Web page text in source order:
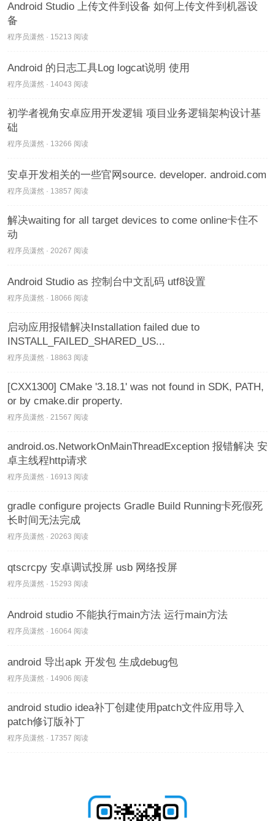
Android Studio 上传文件到设备 如何上传文件到机器设
备
程序员潇然 · 15213 阅读
Android 的日志工具Log logcat说明 使用
程序员潇然 · 14043 阅读
初学者视角安卓应用开发逻辑 项目业务逻辑架构设计基
础
程序员潇然 · 13266 阅读
安卓开发相关的一些官网source. developer. android.com
程序员潇然 · 13857 阅读
解决waiting for all target devices to come online卡住不
动
程序员潇然 · 20267 阅读
Android Studio as 控制台中文乱码 utf8设置
程序员潇然 · 18066 阅读
启动应用报错解决Installation failed due to
INSTALL_FAILED_SHARED_US...
程序员潇然 · 18863 阅读
[CXX1300] CMake '3.18.1' was not found in SDK, PATH,
or by cmake.dir property.
程序员潇然 · 21567 阅读
android.os.NetworkOnMainThreadException 报错解决 安
卓主线程http请求
程序员潇然 · 16913 阅读
gradle configure projects Gradle Build Running卡死假死
长时间无法完成
程序员潇然 · 20263 阅读
qtscrcpy 安卓调试投屏 usb 网络投屏
程序员潇然 · 15293 阅读
Android studio 不能执行main方法 运行main方法
程序员潇然 · 16064 阅读
android 导出apk 开发包 生成debug包
程序员潇然 · 14906 阅读
android studio idea补丁创建使用patch文件应用导入
patch修订版补丁
程序员潇然 · 17357 阅读